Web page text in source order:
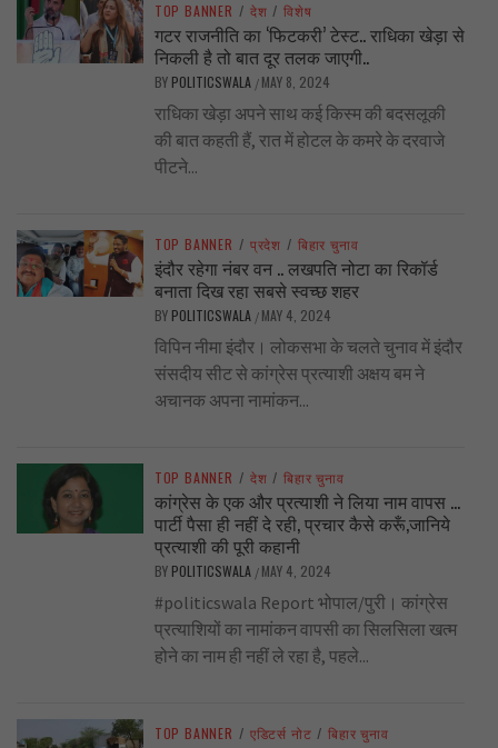
TOP BANNER / देश / विशेष
गटर राजनीति का ‘फिटकरी’ टेस्ट.. राधिका खेड़ा से
निकली है तो बात दूर तलक जाएगी..
BY POLITICSWALA / MAY 8, 2024
राधिका खेड़ा अपने साथ कई किस्म की बदसलूकी
की बात कहती हैं, रात में होटल के कमरे के दरवाजे
पीटने...
TOP BANNER / प्रदेश / बिहार चुनाव
इंदौर रहेगा नंबर वन .. लखपति नोटा का रिकॉर्ड
बनाता दिख रहा सबसे स्वच्छ शहर
BY POLITICSWALA / MAY 4, 2024
विपिन नीमा इंदौर। लोकसभा के चलते चुनाव में इंदौर
संसदीय सीट से कांग्रेस प्रत्याशी अक्षय बम ने
अचानक अपना नामांकन...
TOP BANNER / देश / बिहार चुनाव
कांग्रेस के एक और प्रत्याशी ने लिया नाम वापस …
पार्टी पैसा ही नहीं दे रही, प्रचार कैसे करूँ,जानिये
प्रत्याशी की पूरी कहानी
BY POLITICSWALA / MAY 4, 2024
#politicswala Report भोपाल/पुरी। कांग्रेस
प्रत्याशियों का नामांकन वापसी का सिलसिला खत्म
होने का नाम ही नहीं ले रहा है, पहले...
TOP BANNER / एडिटर्स नोट / बिहार चुनाव